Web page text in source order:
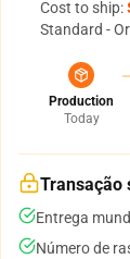
Cost to ship:
Standard -
Production
Today
Transação
Entrega
Número de